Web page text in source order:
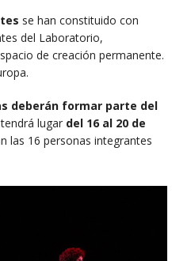
se han constituido con
del Laboratorio,
de creación permanente.
deberán formar parte del
lugar del 16 al 20 de
las 16 personas integrantes